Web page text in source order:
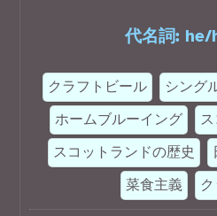
代名詞: he/
クラフトビール
シング
ホームブルーイング
スコットランドの歴史
菜食主義